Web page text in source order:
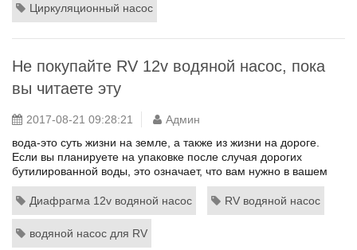
Циркуляционный насос
Не покупайте RV 12v водяной насос, пока
вы читаете эту
2017-08-21 09:28:21
Админ
вода-это суть жизни на земле, а также из жизни на дороге.
Если вы планируете на упаковке после случая дорогих
бутилированной воды, это означает, что вам нужно в вашем
RV водяной насос, когда вы отправились на ваш следующий
трек. К счастью большинство внедорожников приходят с их
собственными встроенный насос. Если, по какой причине, вы
хотите купить новый водяной насос, наиболее
распространенный ти...
Диафрагма 12v водяной насос RV водяной насос
водяной насос для RV